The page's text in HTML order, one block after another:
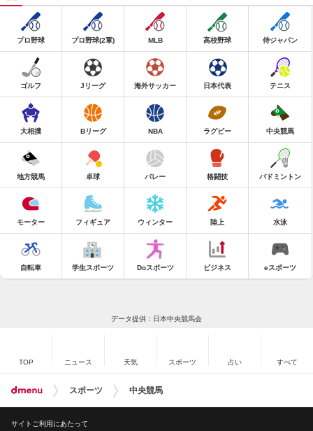
プロ野球 プロ野球(2軍) MLB 高校野球 侍ジャパン
ゴルフ Jリーグ 海外サッカー 日本代表 テニス
大相撲 Bリーグ NBA ラグビー 中央競馬
地方競馬 卓球 バレー 格闘技 バドミントン
モーター フィギュア ウィンター 陸上 水泳
自転車 学生スポーツ Doスポーツ ビジネス eスポーツ
データ提供：日本中央競馬会
TOP ニュース 天気 スポーツ 占い すべて
スポーツ 中央競馬
サイトご利用にあたって